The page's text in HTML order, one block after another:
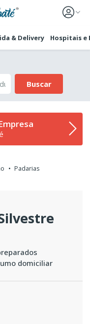
& Delivery Hospitais e
Buscar
Padarias
domiciliar